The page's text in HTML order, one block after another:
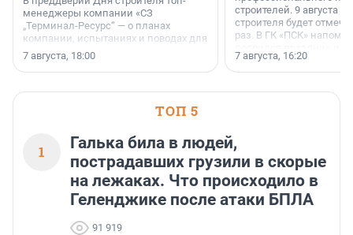
менеджеры компании «СЗ
„Терминал-Ресурс“ — о планах
компании, испытаниях и поводах для
осторожного оптимизма.
7 августа, 18:00
строителей. 9 августа
строителя будет
раз. В ГК «ПСК»
поменялась роль
7 августа, 16:20
ТОП 5
1
Галька била в людей,
пострадавших грузили в скорые
на лежаках. Что происходило в
Геленджике после атаки БПЛА
91 919